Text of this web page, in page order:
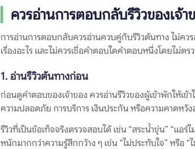
ควรอ่านการตอบกลับรีวิวของเจ้
การอ่านการตอบกลับควรอ่านควบคู่กับรีวิวต้นทาง ไม่คว
เรื่องอะไร และไม่ควรเชื่อคำตอบใดคำตอบหนึ่งโดยไม่ต
1. อ่านรีวิวต้นทางก่อน
ก่อนดูคำตอบของเจ้าของ ควรอ่านรีวิวของผู้เข้าพักให้เ
ความปลอดภัย การบริการ เงินประกัน หรือความคาดหวัง
รีวิวที่เป็นข้อเท็จจริงตรวจสอบได้ เช่น “สระน้ำขุ่น” “แอ
หนักมากกว่าความรู้สึกกว้าง ๆ เช่น “ไม่ประทับใจ” หรือ “